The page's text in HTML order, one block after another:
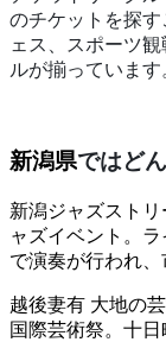
のチケットを探
ェス、スポーツ
ルが揃っています
新潟県ではど
新潟ジャズスト
ャズイベント。
で演奏が行われ、
越後妻有 大地の
国際芸術祭。十